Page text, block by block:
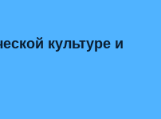
культуре и